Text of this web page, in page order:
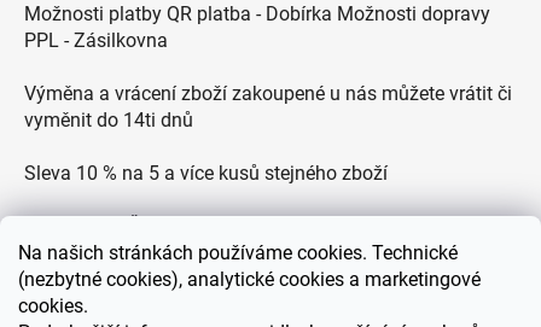
Na našich stránkách používáme cookies. Technické
(nezbytné cookies), analytické cookies a marketingové
cookies.
Možnosti platby QR platba - Dobírka Možnosti dopravy
PPL - Zásilkovna
Výměna a vrácení zboží zakoupené u nás můžete vrátit či
vyměnit do 14ti dnů
Sleva 10 % na 5 a více kusů stejného zboží
Zákaznická podpora každý všední den od 9.00 do 18.00
hodin